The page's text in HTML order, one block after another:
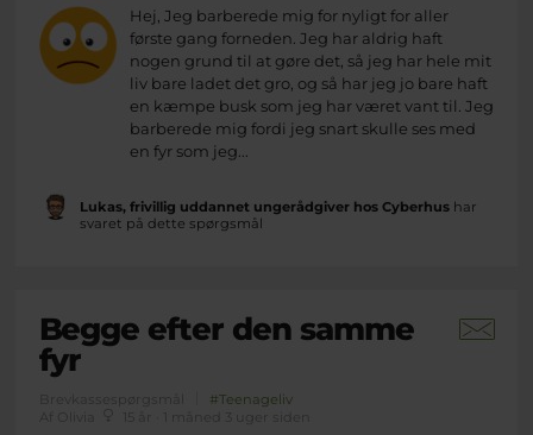
Hej, Jeg barberede mig for nyligt for aller
første gang forneden. Jeg har aldrig haft
nogen grund til at gøre det, så jeg har hele mit
liv bare ladet det gro, og så har jeg jo bare haft
en kæmpe busk som jeg har været vant til. Jeg
barberede mig fordi jeg snart skulle ses med
en fyr som jeg...
Lukas, frivillig uddannet ungerådgiver hos Cyberhushar
svaret på dette spørgsmål
Begge efter den samme
fyr
Brevkassespørgsmål
#Teenageliv
Af Olivia
15 år · 1 måned 3 uger siden